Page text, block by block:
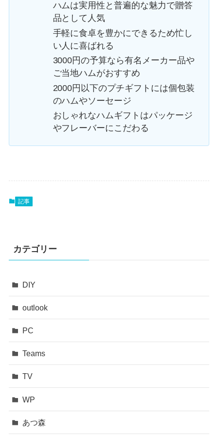
ハムは実用性と普遍的な魅力で贈答
品として人気
手軽に食卓を豊かにできるため忙し
い人に喜ばれる
3000円の予算なら有名メーカー品や
ご当地ハムがおすすめ
2000円以下のプチギフトには個包装
のハムやソーセージ
おしゃれなハムギフトはパッケージ
やフレーバーにこだわる
記事
カテゴリー
DIY
outlook
PC
Teams
TV
WP
あつ森